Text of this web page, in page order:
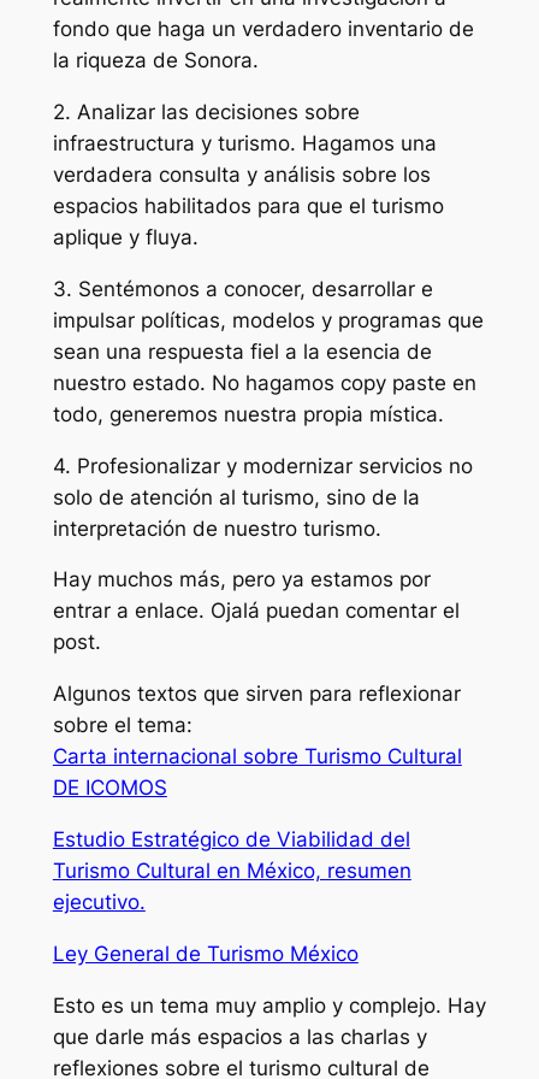
fondo que haga un verdadero inventario de
la riqueza de Sonora.
2. Analizar las decisiones sobre
infraestructura y turismo. Hagamos una
verdadera consulta y análisis sobre los
espacios habilitados para que el turismo
aplique y fluya.
3. Sentémonos a conocer, desarrollar e
impulsar políticas, modelos y programas que
sean una respuesta fiel a la esencia de
nuestro estado. No hagamos copy paste en
todo, generemos nuestra propia mística.
4. Profesionalizar y modernizar servicios no
solo de atención al turismo, sino de la
interpretación de nuestro turismo.
Hay muchos más, pero ya estamos por
entrar a enlace. Ojalá puedan comentar el
post.
Algunos textos que sirven para reflexionar
sobre el tema:
Carta internacional sobre Turismo Cultural
DE ICOMOS
Estudio Estratégico de Viabilidad del
Turismo Cultural en México, resumen
ejecutivo.
Ley General de Turismo México
Esto es un tema muy amplio y complejo. Hay
que darle más espacios a las charlas y
reflexiones sobre el turismo cultural de